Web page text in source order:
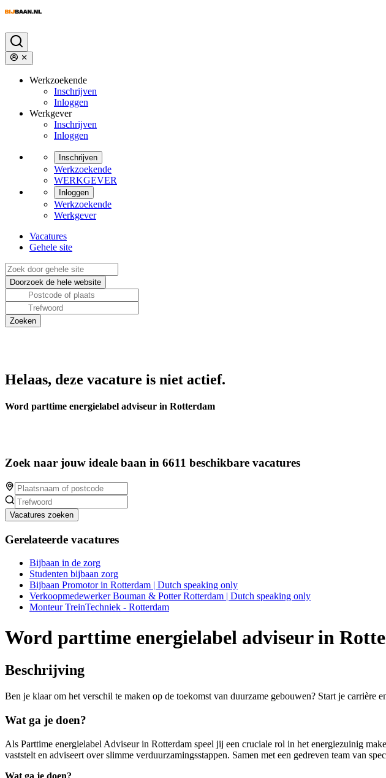
Werkzoekende
Inschrijven
Inloggen
Werkgever
Inschrijven
Inloggen
Inschrijven
Werkzoekende
WERKGEVER
Inloggen
Werkzoekende
Werkgever
Vacatures
Gehele site
Helaas, deze vacature is niet actief.
Word parttime energielabel adviseur in Rotterdam
Zoek naar jouw ideale baan in 6611 beschikbare vacatures
Vacatures zoeken
Gerelateerde vacatures
Bijbaan in de zorg
Studenten bijbaan zorg
Bijbaan Promotor in Rotterdam | Dutch speaking only
Verkoopmedewerker Bouman & Potter Rotterdam | Dutch speaking only
Monteur TreinTechniek - Rotterdam
Word parttime energielabel adviseur in
Beschrijving
Ben je klaar om het verschil te maken op de toekomst van duurzame gebouwen? Start je carrière
Wat ga je doen?
Als Parttime energielabel Adviseur in Rotterdam speel jij een cruciale rol in het energiezuinig
vaststelt en adviseert over slimme verduurzamingsstappen. Samen met een gedreven team van
Wat ga je doen?